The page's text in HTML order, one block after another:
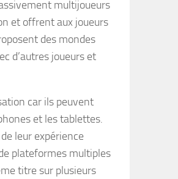
multijoueurs
et offrent aux joueurs
des mondes
d’autres joueurs et
car ils peuvent
et les tablettes.
leur expérience
plateformes multiples
titre sur plusieurs